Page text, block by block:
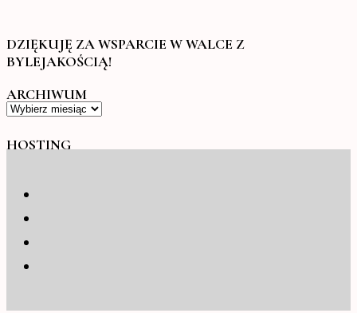
DZIĘKUJĘ ZA WSPARCIE W WALCE Z
BYLEJAKOŚCIĄ!
ARCHIWUM
Archiwum
HOSTING